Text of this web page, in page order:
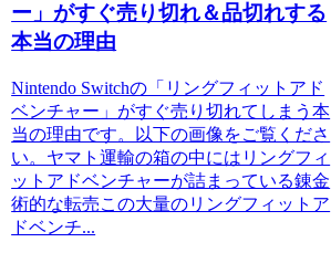
ー」がすぐ売り切れ＆品切れする
本当の理由
Nintendo Switchの「リングフィットアド
ベンチャー」がすぐ売り切れてしまう本
当の理由です。以下の画像をご覧くださ
い。ヤマト運輸の箱の中にはリングフィ
ットアドベンチャーが詰まっている錬金
術的な転売この大量のリングフィットア
ドベンチ...